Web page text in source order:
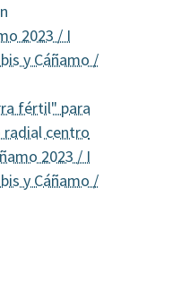
2023 / I
y Cáñamo /
fértil" para
radial centro
2023 / I
y Cáñamo /